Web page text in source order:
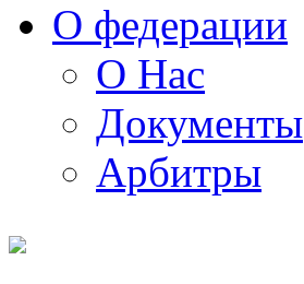
О федерации
О Нас
Документы
Арбитры